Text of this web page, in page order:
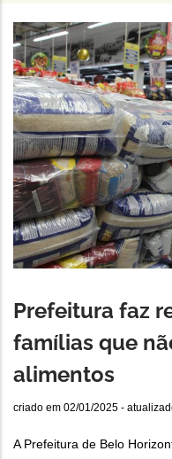
navegação
Prefeitura faz
famílias que
alimentos
criado em 02/01/2025 -
A Prefeitura de Belo